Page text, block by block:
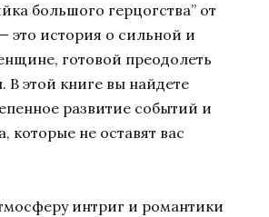
большого герцогства” от
это история о сильной и
готовой преодолеть
В этой книге вы найдете
развитие событий и
которые не оставят вас
интриг и романтики